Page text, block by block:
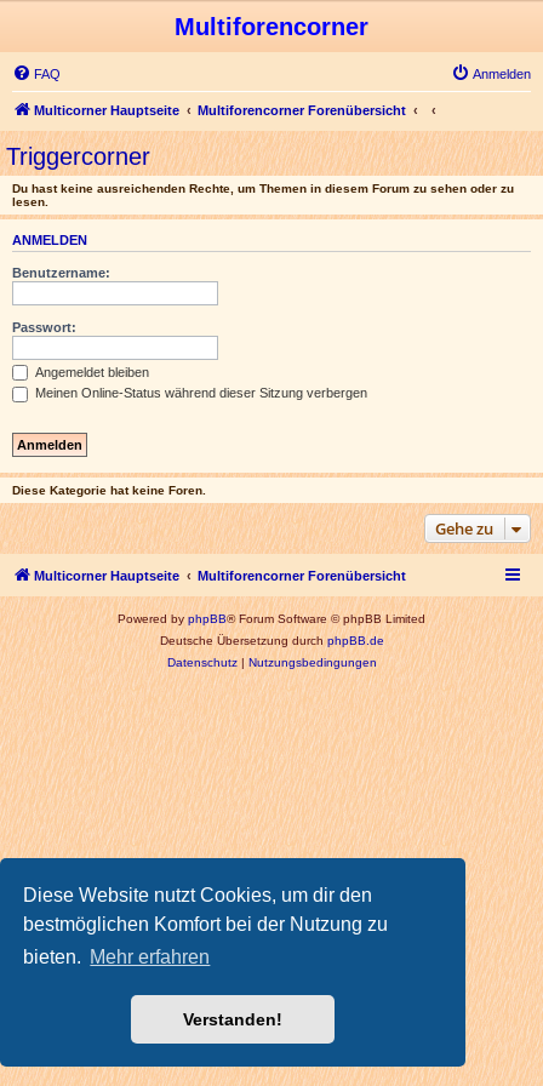
Diese Website nutzt Cookies, um dir den
bestmöglichen Komfort bei der Nutzung zu
bieten. Mehr erfahren
Verstanden!
Multiforencorner
FAQ Anmelden
Multicorner Hauptseite Multiforencorner Forenübersicht
Triggercorner
Du hast keine ausreichenden Rechte, um Themen in diesem Forum zu sehen oder zu
lesen.
ANMELDEN
Benutzername:
Passwort:
Angemeldet bleiben
Meinen Online-Status während dieser Sitzung verbergen
Diese Kategorie hat keine Foren.
Gehe zu
Multicorner Hauptseite Multiforencorner Forenübersicht
Powered byphpBB® Forum Software © phpBB Limited
Deutsche Übersetzung durchphpBB.de
Datenschutz|Nutzungsbedingungen